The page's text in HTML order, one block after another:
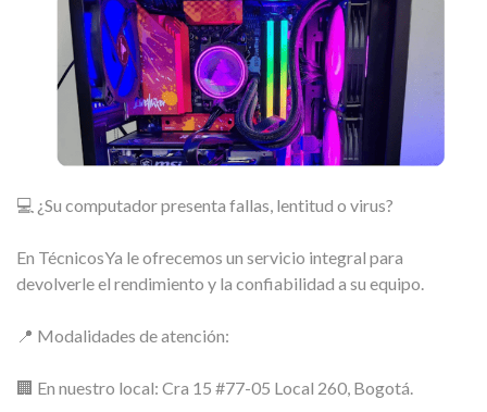
💻 ¿Su computador presenta fallas, lentitud o virus?
En TécnicosYa le ofrecemos un servicio integral para
devolverle el rendimiento y la confiabilidad a su equipo.
📍 Modalidades de atención:
🏢 En nuestro local: Cra 15 #77-05 Local 260, Bogotá.